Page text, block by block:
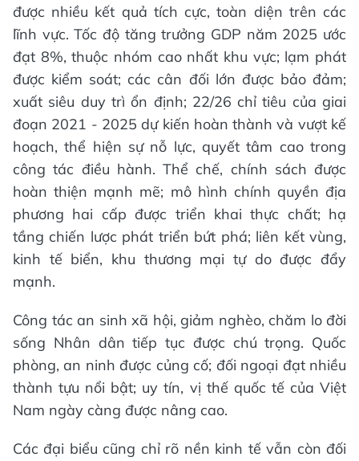
được nhiều kết quả tích cực, toàn diện trên các
lĩnh vực. Tốc độ tăng trưởng GDP năm 2025 ước
đạt 8%, thuộc nhóm cao nhất khu vực; lạm phát
được kiểm soát; các cân đối lớn được bảo đảm;
xuất siêu duy trì ổn định; 22/26 chỉ tiêu của giai
đoạn 2021 - 2025 dự kiến hoàn thành và vượt kế
hoạch, thể hiện sự nỗ lực, quyết tâm cao trong
công tác điều hành. Thể chế, chính sách được
hoàn thiện mạnh mẽ; mô hình chính quyền địa
phương hai cấp được triển khai thực chất; hạ
tầng chiến lược phát triển bứt phá; liên kết vùng,
kinh tế biển, khu thương mại tự do được đẩy
mạnh.
Công tác an sinh xã hội, giảm nghèo, chăm lo đời
sống Nhân dân tiếp tục được chú trọng. Quốc
phòng, an ninh được củng cố; đối ngoại đạt nhiều
thành tựu nổi bật; uy tín, vị thế quốc tế của Việt
Nam ngày càng được nâng cao.
Các đại biểu cũng chỉ rõ nền kinh tế vẫn còn đối